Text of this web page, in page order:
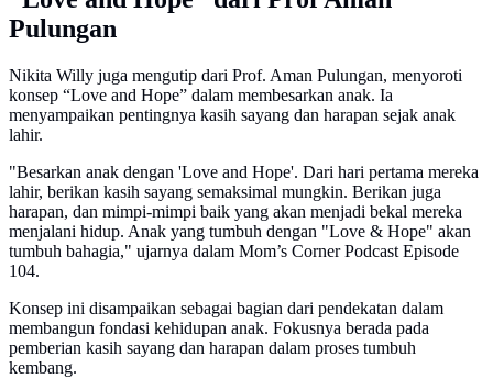
Pulungan
Nikita Willy juga mengutip dari Prof. Aman Pulungan, menyoroti
konsep “Love and Hope” dalam membesarkan anak. Ia
menyampaikan pentingnya kasih sayang dan harapan sejak anak
lahir.
"Besarkan anak dengan 'Love and Hope'. Dari hari pertama mereka
lahir, berikan kasih sayang semaksimal mungkin. Berikan juga
harapan, dan mimpi-mimpi baik yang akan menjadi bekal mereka
menjalani hidup. Anak yang tumbuh dengan "Love & Hope" akan
tumbuh bahagia," ujarnya dalam Mom’s Corner Podcast Episode
104.
Konsep ini disampaikan sebagai bagian dari pendekatan dalam
membangun fondasi kehidupan anak. Fokusnya berada pada
pemberian kasih sayang dan harapan dalam proses tumbuh
kembang.